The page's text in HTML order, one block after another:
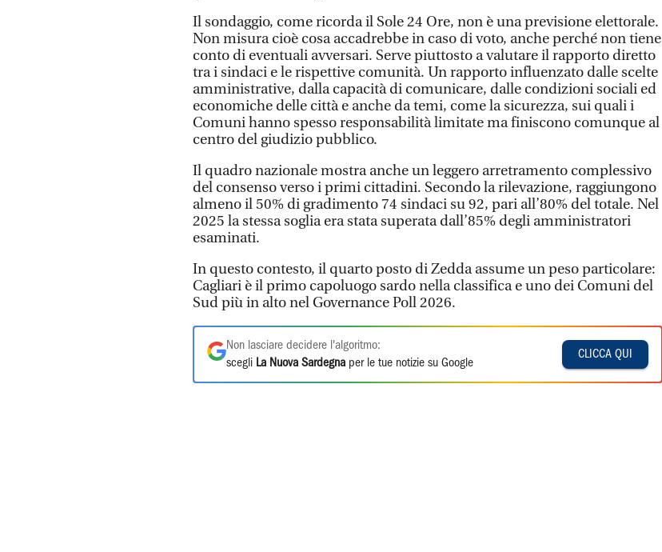
Il sondaggio, come ricorda il Sole 24 Ore, non è una previsione elettorale.
Non misura cioè cosa accadrebbe in caso di voto, anche perché non tiene
conto di eventuali avversari. Serve piuttosto a valutare il rapporto diretto
tra i sindaci e le rispettive comunità. Un rapporto influenzato dalle scelte
amministrative, dalla capacità di comunicare, dalle condizioni sociali ed
economiche delle città e anche da temi, come la sicurezza, sui quali i
Comuni hanno spesso responsabilità limitate ma finiscono comunque al
centro del giudizio pubblico.
Il quadro nazionale mostra anche un leggero arretramento complessivo
del consenso verso i primi cittadini. Secondo la rilevazione, raggiungono
almeno il 50% di gradimento 74 sindaci su 92, pari all’80% del totale. Nel
2025 la stessa soglia era stata superata dall’85% degli amministratori
esaminati.
In questo contesto, il quarto posto di Zedda assume un peso particolare:
Cagliari è il primo capoluogo sardo nella classifica e uno dei Comuni del
Sud più in alto nel Governance Poll 2026.
Non lasciare decidere l'algoritmo:
scegli La Nuova Sardegna per le tue notizie su Google
CLICCA QUI